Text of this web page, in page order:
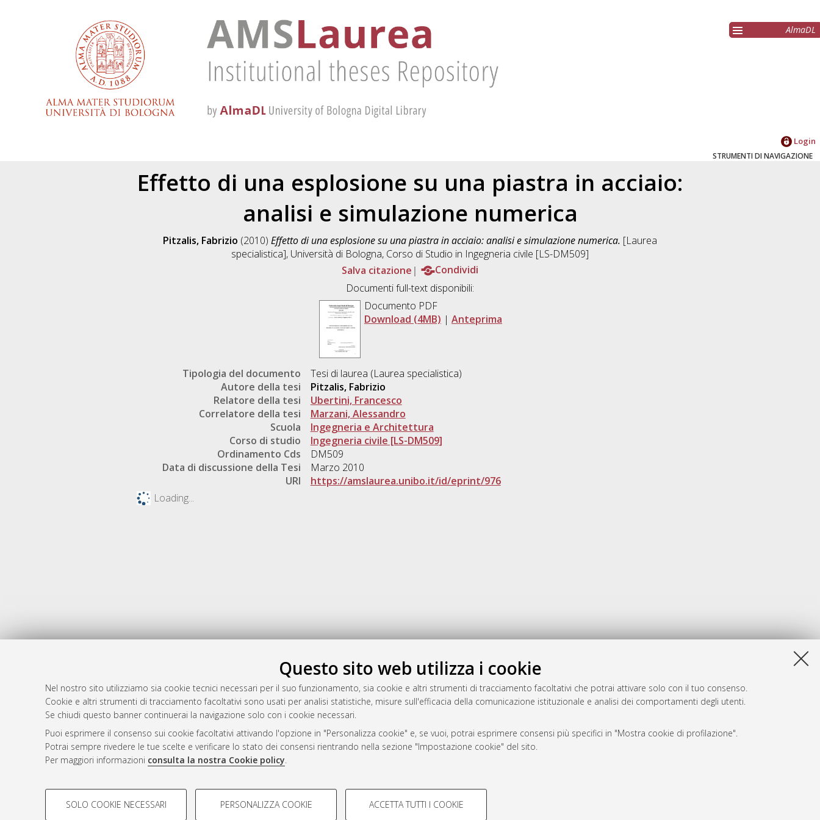
Questo sito web utilizza i cookie
Nel nostro sito utilizziamo sia cookie tecnici necessari per il suo funzionamento, sia cookie e altri strumenti di tracciamento facoltativi che potrai attivare solo con il tuo consenso.
Cookie e altri strumenti di tracciamento facoltativi sono usati per analisi statistiche, misure sull'efficacia della comunicazione istituzionale e analisi dei comportamenti degli utenti.
Se chiudi questo banner continuerai la navigazione solo con i cookie necessari.
Puoi esprimere il consenso sui cookie facoltativi attivando l'opzione in "Personalizza cookie" e, se vuoi, potrai esprimere consensi più specifici in "Mostra cookie di profilazione".
Potrai sempre rivedere le tue scelte e verificare lo stato dei consensi rientrando nella sezione "Impostazione cookie" del sito.
Per maggiori informazioni consulta la nostra Cookie policy.
COOKIE DI PROFILAZIONE - FACOLTATIVI COOKIE TECNICI - NECESSARI
SOLO COOKIE NECESSARI PERSONALIZZA COOKIE ACCETTA TUTTI I COOKIE
AlmaDL
Login
STRUMENTI DI NAVIGAZIONE
Effetto di una esplosione su una piastra in acciaio:
analisi e simulazione numerica
Pitzalis, Fabrizio (2010) Effetto di una esplosione su una piastra in acciaio: analisi e simulazione numerica. [Laurea
specialistica], Università di Bologna, Corso di Studio in Ingegneria civile [LS-DM509]
Salva citazione
Condividi
Documenti full-text disponibili:
Documento PDF
Download (4MB) | Anteprima
Tipologia del documento
Tesi di laurea (Laurea specialistica)
Autore della tesi
Pitzalis, Fabrizio
Relatore della tesi
Ubertini, Francesco
Correlatore della tesi
Marzani, Alessandro
Scuola
Ingegneria e Architettura
Corso di studio
Ingegneria civile [LS-DM509]
Ordinamento Cds
DM509
Data di discussione della Tesi
Marzo 2010
URI
https://amslaurea.unibo.it/id/eprint/976
Loading...
Gestione del documento:
Atom
Rss 1.0
Rss 2.0
AMS Laurea
Servizio implementato e gestito da
Impostazioni Cookie
Informativa sulla privacy
Condizioni d’uso del sito
© ALMA MATER STUDIORUM - Università di Bologna, 2007-2026.